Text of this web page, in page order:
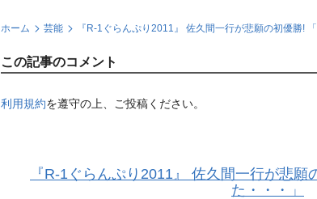
ホーム 芸能 『R-1ぐらんぷり2011』 佐久間一行が悲願の初優勝!
この記事のコメント
利用規約を遵守の上、ご投稿ください。
『R-1ぐらんぷり2011』 佐久間一行が悲
た・・・」